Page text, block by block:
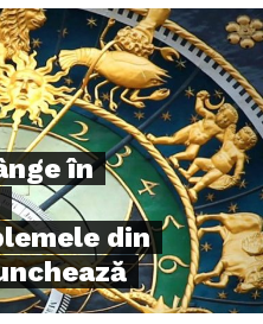
în
din